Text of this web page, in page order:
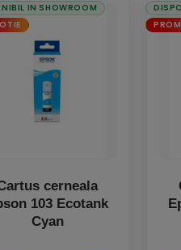
IN SHOWROOM
cerneala
103 Ecotank
Cyan